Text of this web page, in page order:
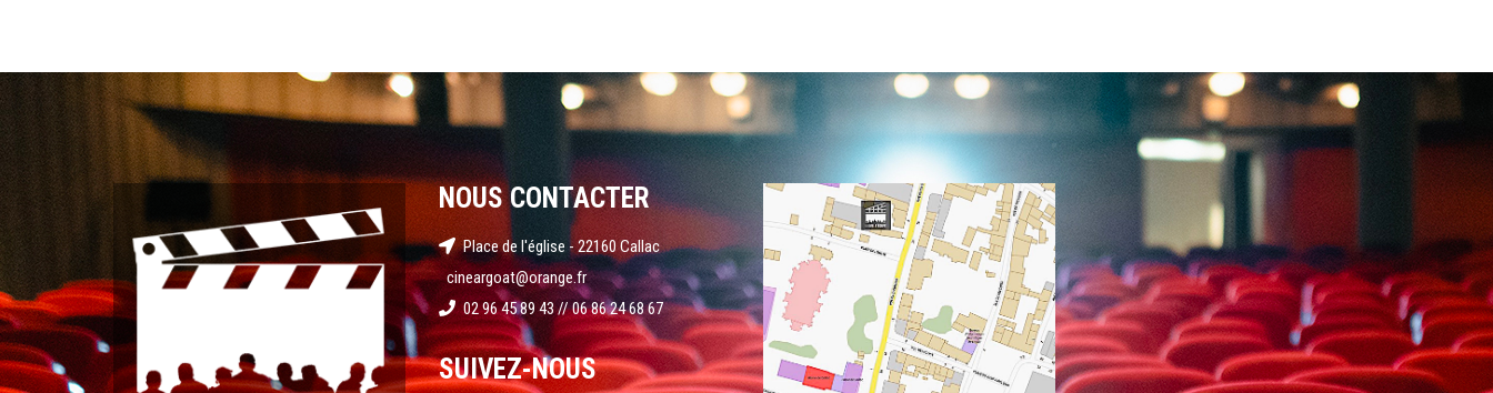
NOUS CONTACTER
Place de l'église - 22160 Callac
cineargoat@orange.fr
02 96 45 89 43 // 06 86 24 68 67
SUIVEZ-NOUS